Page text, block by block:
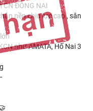
CN ĐỒNG NAI
nền chịu lực cao , sân
như AMATA, Hố Nai 3